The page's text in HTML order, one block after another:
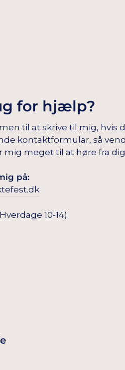
for hjælp?
til at skrive til mig, hvis
kontaktformular, så
meget til at høre fra dig
på:
10-14)